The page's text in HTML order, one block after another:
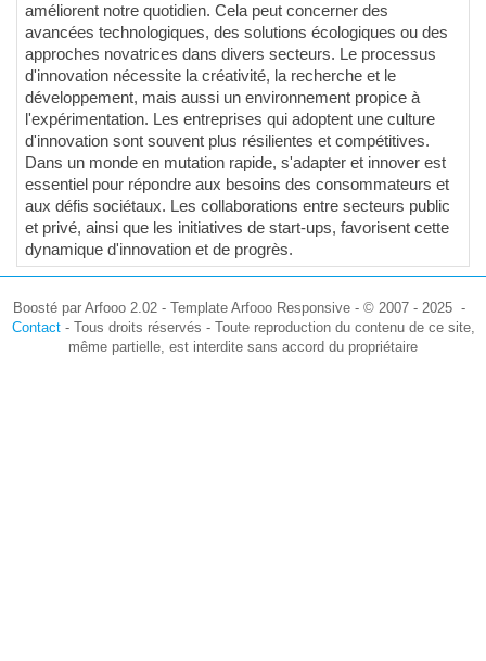
améliorent notre quotidien. Cela peut concerner des
avancées technologiques, des solutions écologiques ou des
approches novatrices dans divers secteurs. Le processus
d'innovation nécessite la créativité, la recherche et le
développement, mais aussi un environnement propice à
l'expérimentation. Les entreprises qui adoptent une culture
d'innovation sont souvent plus résilientes et compétitives.
Dans un monde en mutation rapide, s'adapter et innover est
essentiel pour répondre aux besoins des consommateurs et
aux défis sociétaux. Les collaborations entre secteurs public
et privé, ainsi que les initiatives de start-ups, favorisent cette
dynamique d'innovation et de progrès.
Boosté par Arfooo 2.02 - Template Arfooo Responsive - © 2007 - 2025 -
Contact- Tous droits réservés - Toute reproduction du contenu de ce site,
même partielle, est interdite sans accord du propriétaire